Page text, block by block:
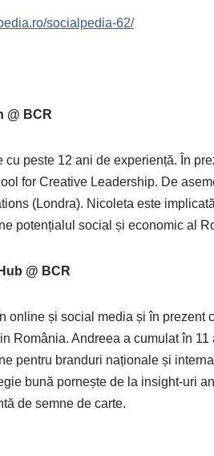
socialpedia-62/
@ BCR
peste 12 ani de experiență. În
for Creative Leadership. De
(Londra). Nicoleta este
potențialul social și economic al
@ BCR
online și social media și în
România. Andreea a cumulat în
pentru branduri naționale și
bună pornește de la insight-uri
de semne de carte.